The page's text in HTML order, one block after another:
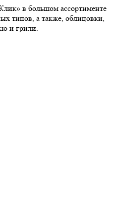
в большом ассортименте
типов, а также, облицовки,
и грили.